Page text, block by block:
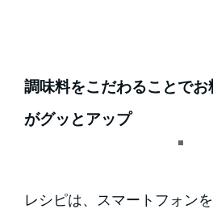
調味料をこだわることでお
がグッとアップ
レシピは、スマートフォンを